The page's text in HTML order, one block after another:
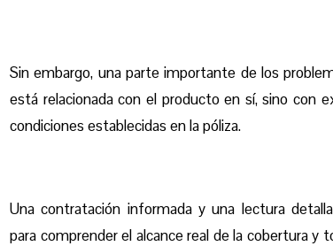
Sin embargo, una parte importante de los
está relacionada con el producto en sí, sino con
condiciones establecidas en la póliza.
Una contratación informada y una lectura
para comprender el alcance real de la cobertura y